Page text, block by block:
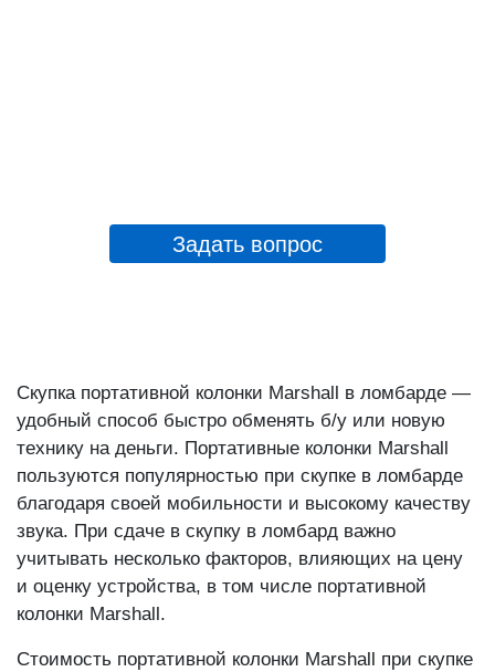
Задать вопрос
Скупка портативной колонки Marshall в ломбарде —
удобный способ быстро обменять б/у или новую
технику на деньги. Портативные колонки Marshall
пользуются популярностью при скупке в ломбарде
благодаря своей мобильности и высокому качеству
звука. При сдаче в скупку в ломбард важно
учитывать несколько факторов, влияющих на цену
и оценку устройства, в том числе портативной
колонки Marshall.
Стоимость портативной колонки Marshall при скупке